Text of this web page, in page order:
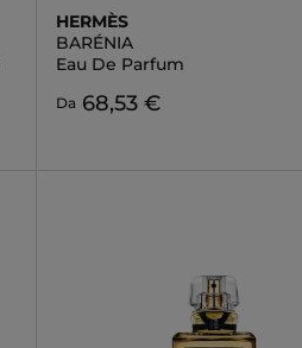
HERMÈS
BARÉNIA
Eau De Parfum
Da 68,53 €